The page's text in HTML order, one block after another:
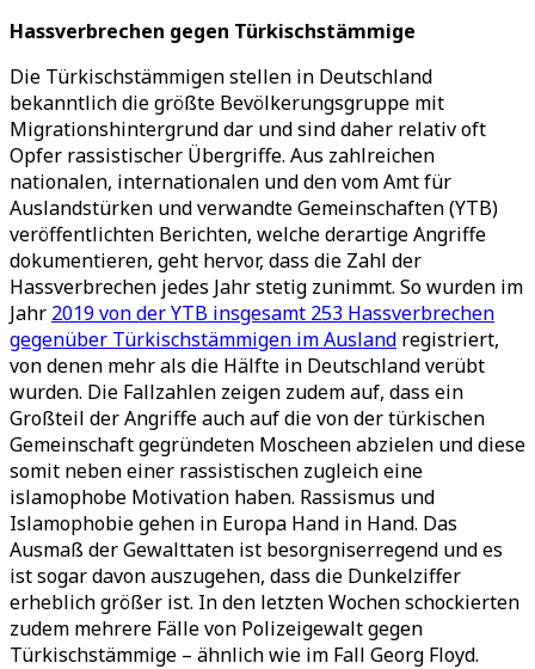
Hassverbrechen gegen Türkischstämmige
Die Türkischstämmigen stellen in Deutschland
bekanntlich die größte Bevölkerungsgruppe mit
Migrationshintergrund dar und sind daher relativ oft
Opfer rassistischer Übergriffe. Aus zahlreichen
nationalen, internationalen und den vom Amt für
Auslandstürken und verwandte Gemeinschaften (YTB)
veröffentlichten Berichten, welche derartige Angriffe
dokumentieren, geht hervor, dass die Zahl der
Hassverbrechen jedes Jahr stetig zunimmt. So wurden im
Jahr 2019 von der YTB insgesamt 253 Hassverbrechen
gegenüber Türkischstämmigen im Ausland registriert,
von denen mehr als die Hälfte in Deutschland verübt
wurden. Die Fallzahlen zeigen zudem auf, dass ein
Großteil der Angriffe auch auf die von der türkischen
Gemeinschaft gegründeten Moscheen abzielen und diese
somit neben einer rassistischen zugleich eine
islamophobe Motivation haben. Rassismus und
Islamophobie gehen in Europa Hand in Hand. Das
Ausmaß der Gewalttaten ist besorgniserregend und es
ist sogar davon auszugehen, dass die Dunkelziffer
erheblich größer ist. In den letzten Wochen schockierten
zudem mehrere Fälle von Polizeigewalt gegen
Türkischstämmige – ähnlich wie im Fall Georg Floyd.